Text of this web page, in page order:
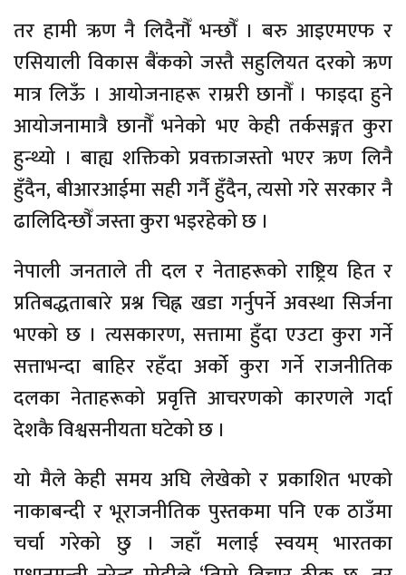
तर हामी ऋण नै लिदैनौँ भन्छौँ । बरु आइएमएफ र
एसियाली विकास बैंकको जस्तै सहुलियत दरको ऋण
मात्र लिऊँ । आयोजनाहरू राम्ररी छानौँ । फाइदा हुने
आयोजनामात्रै छानौँ भनेको भए केही तर्कसङ्गत कुरा
हुन्थ्यो । बाह्य शक्तिको प्रवक्ताजस्तो भएर ऋण लिनै
हुँदैन, बीआरआईमा सही गर्नै हुँदैन, त्यसो गरे सरकार नै
ढालिदिन्छौँ जस्ता कुरा भइरहेको छ ।
नेपाली जनताले ती दल र नेताहरूको राष्ट्रिय हित र
प्रतिबद्धताबारे प्रश्न चिह्न खडा गर्नुपर्ने अवस्था सिर्जना
भएको छ । त्यसकारण, सत्तामा हुँदा एउटा कुरा गर्ने
सत्ताभन्दा बाहिर रहँदा अर्को कुरा गर्ने राजनीतिक
दलका नेताहरूको प्रवृत्ति आचरणको कारणले गर्दा
देशकै विश्वसनीयता घटेको छ ।
यो मैले केही समय अघि लेखेको र प्रकाशित भएको
नाकाबन्दी र भूराजनीतिक पुस्तकमा पनि एक ठाउँमा
चर्चा गरेको छु । जहाँ मलाई स्वयम् भारतका